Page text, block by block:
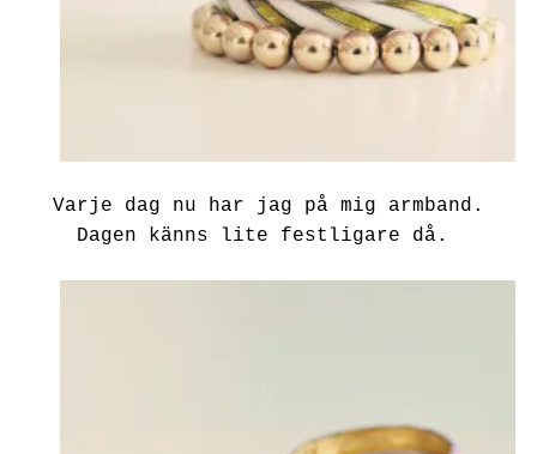
Varje dag nu har jag på mig armband.
Dagen känns lite festligare då.